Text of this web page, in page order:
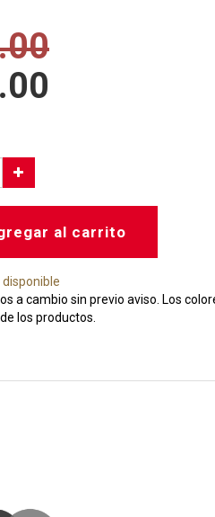
al carrito
a cambio sin previo aviso. Los
los productos.